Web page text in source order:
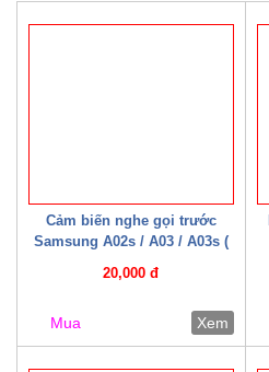
Cảm biến nghe gọi trước
Samsung A02s / A03 / A03s (
20,000 đ
Mua Xem